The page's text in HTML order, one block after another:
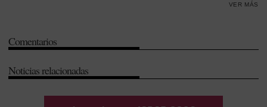
España (FEFE)
VER MÁS
Comentarios
Noticias relacionadas